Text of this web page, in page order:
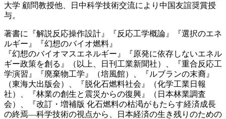
大学 顧問教授他、日中科学技術交流により中国友誼奨賞授
与。
著書に『解説反応操作設計』『反応工学概論』『選択のエネ
ルギー』『幻想のバイオ燃料』
『幻想のバイオマスエネルギー』『原発に依存しないエネル
ギー政策を創る』（以上、日刊工業新聞社）、『重合反応工
学演習』『廃棄物工学』（培風館）、『ルブランの末裔』
（東海大出版会）、『脱化石燃料社会』（化学工業日報
社）、『林業の創生と震災からの復興』（日本林業調査
会）、『改訂・増補版 化石燃料の枯渇がもたらす経済成長
の終焉—科学技術の視点から、日本経済の生き残りのための